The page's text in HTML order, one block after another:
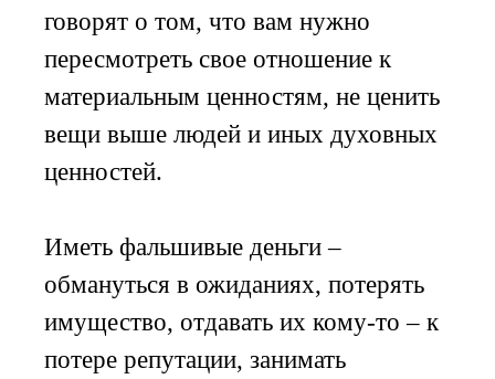
говорят о том, что вам нужно
пересмотреть свое отношение к
материальным ценностям, не ценить
вещи выше людей и иных духовных
ценностей.
Иметь фальшивые деньги –
обмануться в ожиданиях, потерять
имущество, отдавать их кому-то – к
потере репутации, занимать